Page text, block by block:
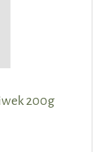
200g